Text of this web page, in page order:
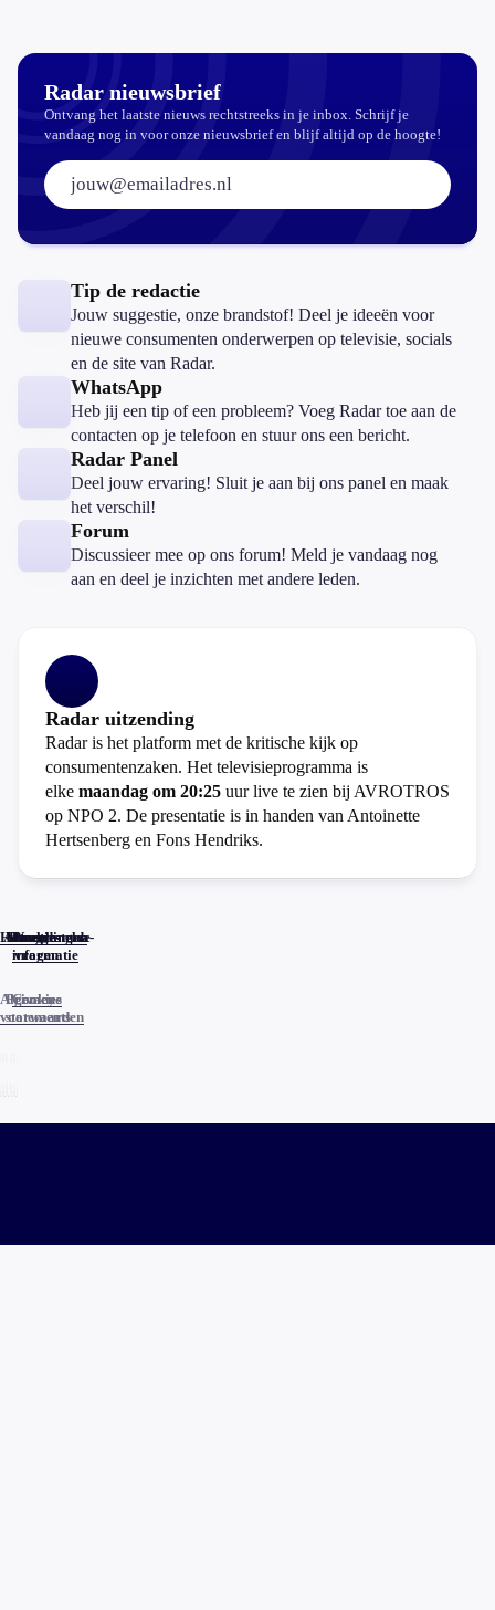
Radar nieuwsbrief
Ontvang het laatste nieuws rechtstreeks in je inbox. Schrijf je
vandaag nog in voor onze nieuwsbrief en blijf altijd op de hoogte!
E-mailadres:
Tip de redactie
Jouw suggestie, onze brandstof! Deel je ideeën voor
nieuwe consumenten onderwerpen op televisie, socials
en de site van Radar.
WhatsApp
Heb jij een tip of een probleem? Voeg Radar toe aan de
contacten op je telefoon en stuur ons een bericht.
Radar Panel
Deel jouw ervaring! Sluit je aan bij ons panel en maak
het verschil!
Forum
Discussieer mee op ons forum! Meld je vandaag nog
aan en deel je inzichten met andere leden.
Radar uitzending
Radar is het platform met de kritische kijk op
consumentenzaken. Het televisieprogramma is
elke maandag om 20:25 uur live te zien bij AVROTROS
op NPO 2. De presentatie is in handen van Antoinette
Hertsenberg en Fons Hendriks.
Home
Actueel
Uitzendingen
Reacties
Programma-
informatie
Veelgestelde
vragen
Algemene
voorwaarden
Privacy
statements
Cookies